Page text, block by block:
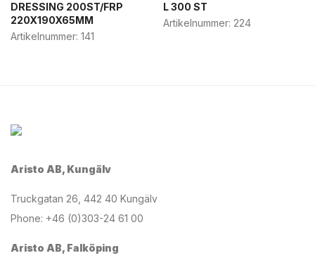
DRESSING 200ST/FRP
220X190X65MM
Artikelnummer: 141
L 300 ST
Artikelnummer: 224
Aristo AB, Kungälv
Truckgatan 26, 442 40 Kungälv
Phone: +46 (0)303-24 61 00
Aristo AB, Falköping